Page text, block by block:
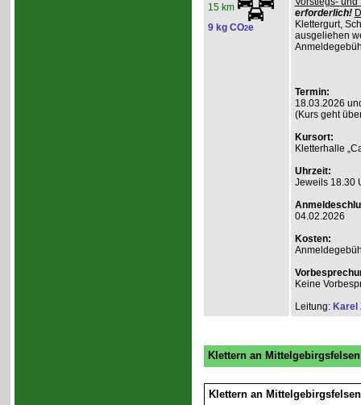
15 km
9 kg CO2e
erforderlich!
Klettergurt,
ausgeliehen
Termin:
18.03.2026
(Kurs geht
Kursort:
Kletterhalle
Uhrzeit:
Jeweils 18.30
04.02.2026
Kosten:
Keine
Leitung: Karel
Klettern an Mittelgebirgsfelsen
Klettern an